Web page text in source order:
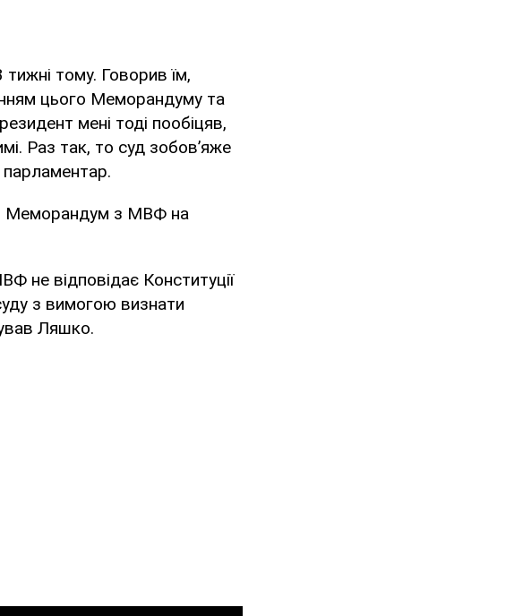
тому. Говорив їм,
цього Меморандуму та
мені тоді пообіцяв,
Раз так, то суд зобов’яже
Меморандум з МВФ на
відповідає Конституції
з вимогою визнати
Ляшко.